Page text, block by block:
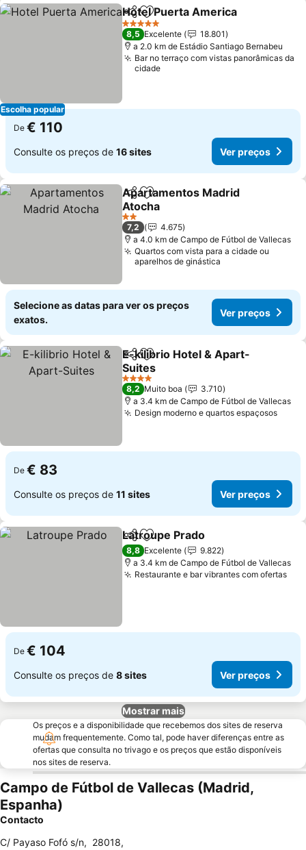
Escolha popular
PartilharAdicionar aos favoritos
Hotel Puerta America
5 Estrelas
8,5 Excelente
18.801
a 2.0 km de Estádio Santiago Bernabeu
Bar no terraço com vistas panorâmicas da
cidade
De € 110
Consulte os preços de 16 sites Ver preços
PartilharAdicionar aos favoritos
Apartamentos Madrid
Atocha
Ver preços
2 Estrelas
7,2
4.675
a 4.0 km de Campo de Fútbol de Vallecas
Quartos com vista para a cidade ou
aparelhos de ginástica
Selecione as datas para ver os preços
exatos.
Ver preços
PartilharAdicionar aos favoritos
E-kilibrio Hotel & Apart-
Suites
Ver preços
4 Estrelas
8,2 Muito boa
3.710
a 3.4 km de Campo de Fútbol de Vallecas
Design moderno e quartos espaçososVer
De € 83
Consulte os preços de 11 sites Ver preços
PartilharAdicionar aos favoritos
Latroupe Prado
8,8 Excelente
9.822
a 3.4 km de Campo de Fútbol de Vallecas
Restaurante e bar vibrantes com ofertas
De € 104
Consulte os preços de 8 sites Ver preços
Mostrar mais
Os preços e a disponibilidade que recebemos dos sites de reserva
mudam frequentemente. Como tal, pode haver diferenças entre as
ofertas que consulta no trivago e os preços que estão disponíveis
nos sites de reserva.
Campo de Fútbol de Vallecas (Madrid,
Espanha)
Contacto
C/ Payaso Fofó s/n, 28018,